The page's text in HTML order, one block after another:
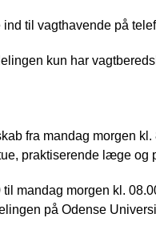
til vagthavende på
kun har
fra mandag morgen
praktiserende læge og
mandag morgen kl.
på Odense